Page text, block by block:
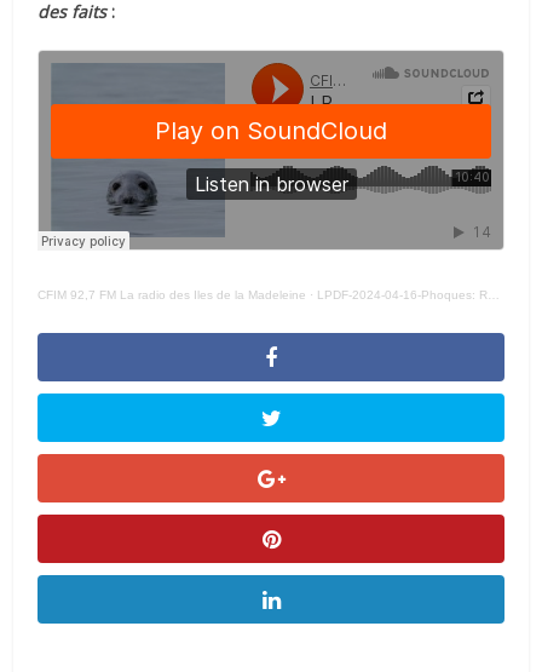
des faits:
CFIM 92,7 FM La radio des Iles de la Madeleine · LPDF-2024-04-16-Phoques: Réjean Vigneau accusé de chasse illégale